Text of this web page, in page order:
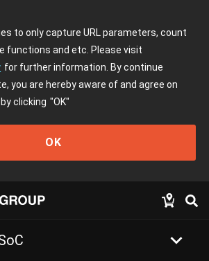
to only capture URL parameters, count
functions and etc. Please visit
for further information. By continue
you are hereby aware of and agree on
clicking "OK"
OK
keyboard_arrow_down